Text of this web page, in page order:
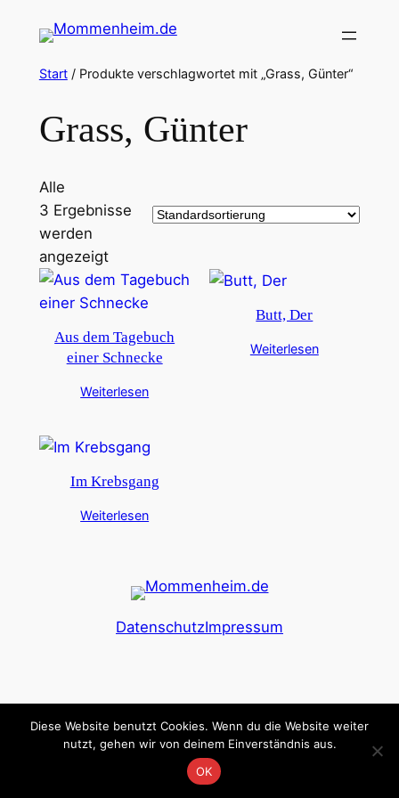
Inhalt
springen
Start/ Produkte verschlagwortet mit „Grass, Günter“
Grass, Günter
Alle
3 Ergebnisse
werden
angezeigt
Aus dem Tagebuch
einer Schnecke
Weiterlesen
Butt, Der
Weiterlesen
Im Krebsgang
Weiterlesen
DatenschutzImpressum
Diese Website benutzt Cookies. Wenn du die Website weiter
nutzt, gehen wir von deinem Einverständnis aus.
OK